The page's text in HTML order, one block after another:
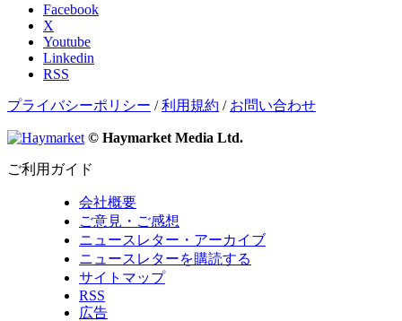
Facebook
X
Youtube
Linkedin
RSS
プライバシーポリシー /利用規約 / お問い合わせ
© Haymarket Media Ltd.
ご利用ガイド
会社概要
ご意見・ご感想
ニュースレター・アーカイブ
ニュースレターを購読する
サイトマップ
RSS
広告